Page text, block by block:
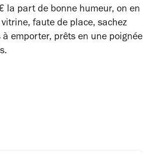
la part de bonne humeur, on en
faute de place, sachez
emporter, prêts en une poignée